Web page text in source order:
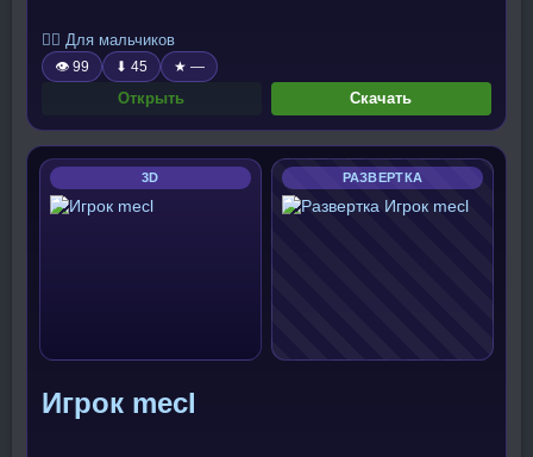
🧍‍♂️ Для мальчиков
👁 99 ⬇ 45 ★ —
Открыть Скачать
3D РАЗВЕРТКА
Игрок mecl